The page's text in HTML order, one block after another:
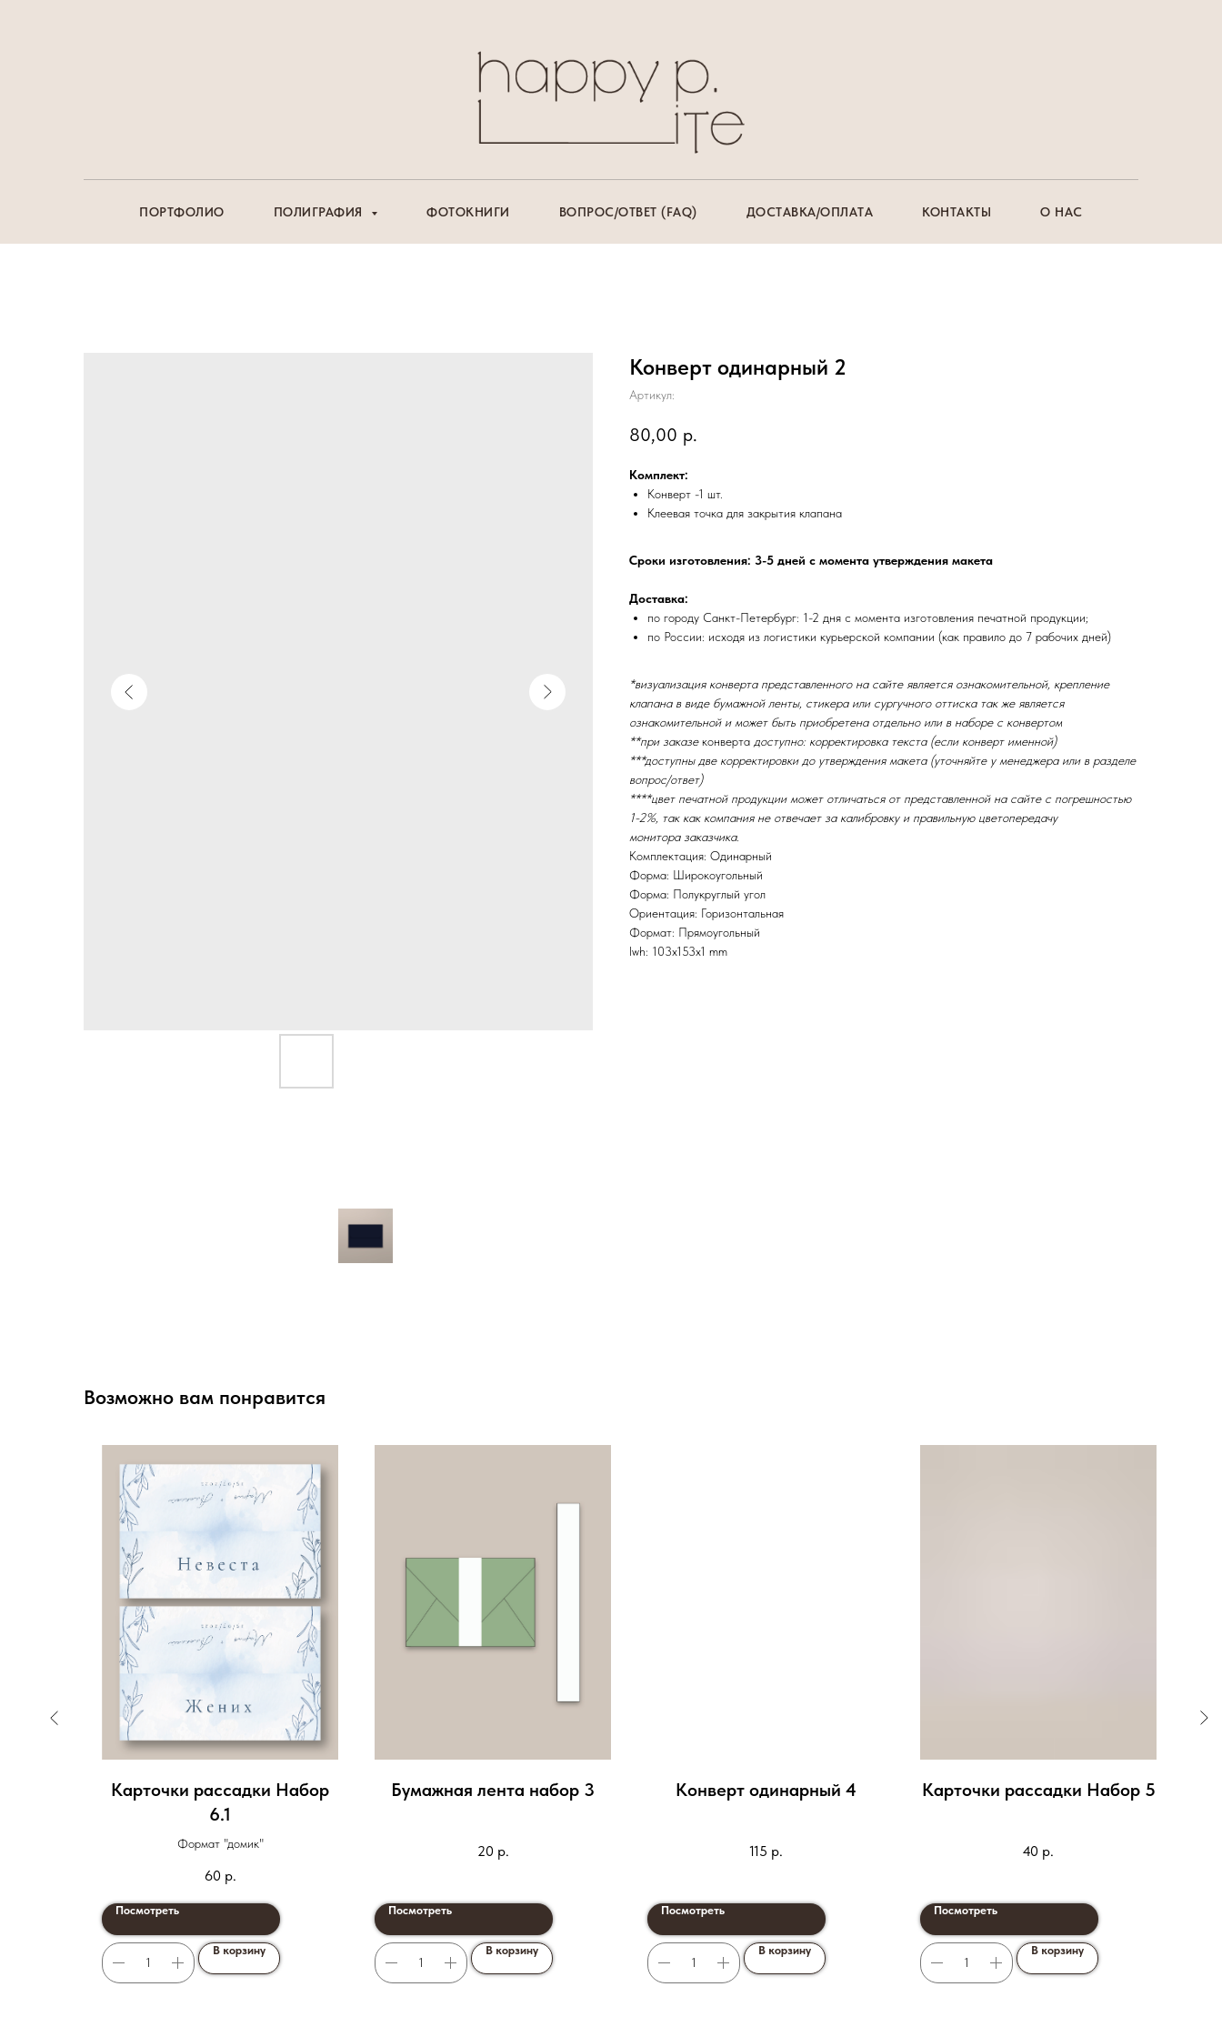
ПОРТФОЛИО ПОЛИГРАФИЯ ФОТОКНИГИ ВОПРОС/ОТВЕТ (FAQ) ДОСТАВКА/ОПЛАТА КОНТАКТЫ О НАС
Конверт одинарный 2
Артикул:
80,00 р.
Комплект:
Конверт -1 шт.
Клеевая точка для закрытия клапана
Сроки изготовления: 3-5 дней с момента утверждения макета
Доставка:
по городу Санкт-Петербург: 1-2 дня с момента изготовления печатной продукции;
по России: исходя из логистики курьерской компании (как правило до 7 рабочих дней)
*визуализация конверта представленного на сайте является ознакомительной, крепление
клапана в виде бумажной ленты, стикера или сургучного оттиска так же является
ознакомительной и может быть приобретена отдельно или в наборе с конвертом
**при заказеконверта доступно: корректировка текста (если конверт именной)
***доступны две корректировки до утверждения макета (уточняйте у менеджера или в разделе
вопрос/ответ)
****цвет печатной продукции может отличаться от представленной на сайте с погрешностью
1-2%, так как компания не отвечает за калибровку и правильную цветопередачу
монитора заказчика.
Комплектация: Одинарный
Форма: Широкоугольный
Форма: Полукруглый угол
Ориентация: Горизонтальная
Формат: Прямоугольный
lwh: 103x153x1 mm
Возможно вам понравится
Карточки рассадки Набор
6.1
Формат "домик"
60 р.
Посмотреть
В корзину
Бумажная лента набор 3
20 р.
Посмотреть
В корзину
Конверт одинарный 4
115 р.
Посмотреть
В корзину
Карточки рассадки Набор 5
40 р.
Посмотреть
В корзину